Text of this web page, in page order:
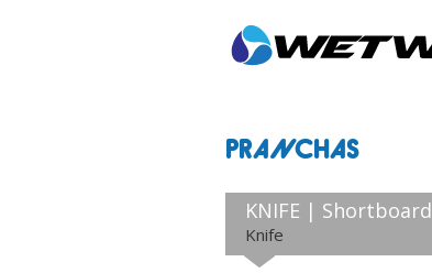
PRANCHAS
KNIFE | Shortboard
Knife